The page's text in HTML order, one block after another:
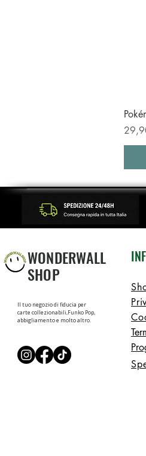
WONDERWALL
SHOP
Il tuo negozio di fiducia per
carte collezionabili,Funko Pop,
abbigliamento e molto altro.